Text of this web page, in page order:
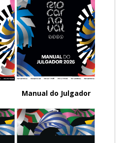
Manual do Julgador